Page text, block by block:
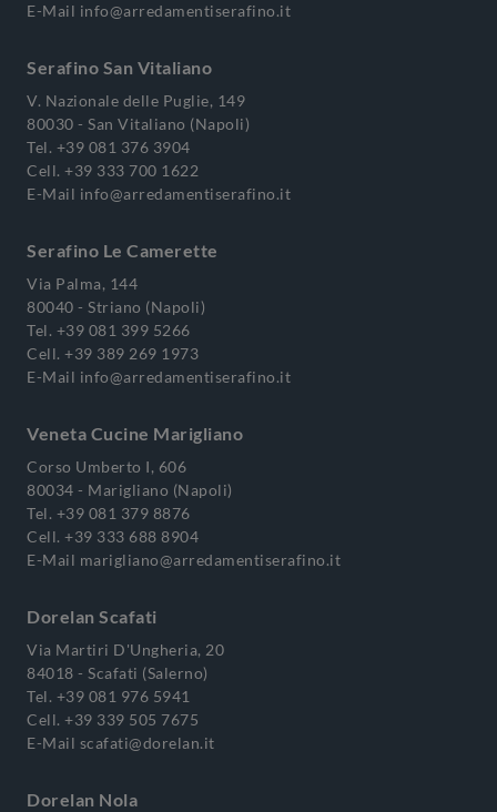
E-Mail info@arredamentiserafino.it
Serafino San Vitaliano
V. Nazionale delle Puglie, 149
80030 - San Vitaliano (Napoli)
Tel. +39 081 376 3904
Cell. +39 333 700 1622
E-Mail info@arredamentiserafino.it
Serafino Le Camerette
Via Palma, 144
80040 - Striano (Napoli)
Tel. +39 081 399 5266
Cell. +39 389 269 1973
E-Mail info@arredamentiserafino.it
Veneta Cucine Marigliano
Corso Umberto I, 606
80034 - Marigliano (Napoli)
Tel. +39 081 379 8876
Cell. +39 333 688 8904
E-Mail marigliano@arredamentiserafino.it
Dorelan Scafati
Via Martiri D'Ungheria, 20
84018 - Scafati (Salerno)
Tel. +39 081 976 5941
Cell. +39 339 505 7675
E-Mail scafati@dorelan.it
Dorelan Nola